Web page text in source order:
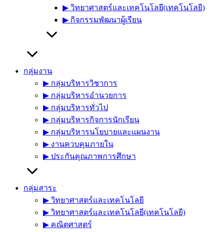
▶︎ วิทยาศาสตร์และเทคโนโลยี(เทคโนโลยี)
▶︎ กิจกรรมพัฒนาผู้เรียน
กลุ่มงาน
▶︎ กลุ่มบริหารวิชาการ
▶︎ กลุ่มบริหารอำนวยการ
▶︎ กลุ่มบริหารทั่วไป
▶︎ กลุ่มบริหารกิจการนักเรียน
▶︎ กลุ่มบริหารนโยบายและแผนงาน
▶︎ งานควบคุมภายใน
▶︎ ประกันคุณภาพการศึกษา
กลุ่มสาระ
▶︎ วิทยาศาสตร์และเทคโนโลยี
▶︎ วิทยาศาสตร์และเทคโนโลยี(เทคโนโลยี)
▶︎ คณิตศาสตร์